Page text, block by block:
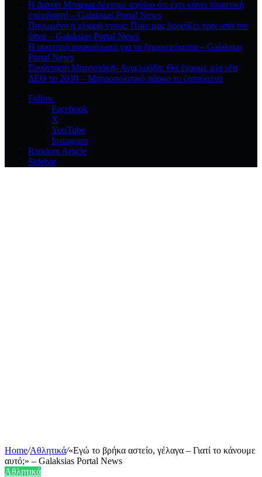
Η Δανάη Μπάρκα δέχτηκε σχόλιο ότι έχει κάνει πλαστική
επέμβαση! – Galaksias Portal News
Παγωμένο ή χλιαρό ντους; Ποιο μας δροσίζει πριν από τον
ύπνο – Galaksias Portal News
Η αυστηρή ανακοίνωση για τα δημοσιεύματα – Galaksias
Portal News
Συνάντηση Μητσοτάκη- Αγγελούδη: Θα έχουμε μία νέα
ΔΕΘ το 2030 – Μητροπολιτικό πάρκο το ζητούμενο
Follow
Facebook
X
YouTube
Instagram
Random Article
Sidebar
Home/Αθλητικά/«Εγώ το βρήκα αστείο, γέλαγα – Γιατί το κάνουμε
αυτό;» – Galaksias Portal News
Αθλητικά